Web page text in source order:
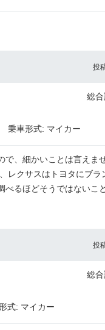
投
総合
乗車形式: マイカー
、細かいことは言えま
レクサスはトヨタにブラ
べるほどそうではないこ
投
総合
式: マイカー